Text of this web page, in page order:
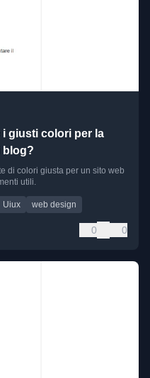
i giusti colori per la
blog?
di colori giusta per un sito web
utili.
Uiux web design
0 0